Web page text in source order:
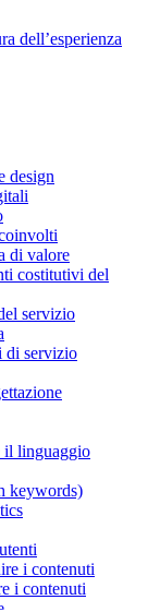
dell’esperienza
design
di valore
costitutivi del
servizio
di servizio
il linguaggio
keywords)
i contenuti
i contenuti